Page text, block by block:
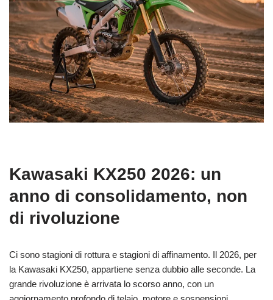
Kawasaki KX250 2026: un
anno di consolidamento, non
di rivoluzione
Ci sono stagioni di rottura e stagioni di affinamento. Il 2026, per
la Kawasaki KX250, appartiene senza dubbio alle seconde. La
grande rivoluzione è arrivata lo scorso anno, con un